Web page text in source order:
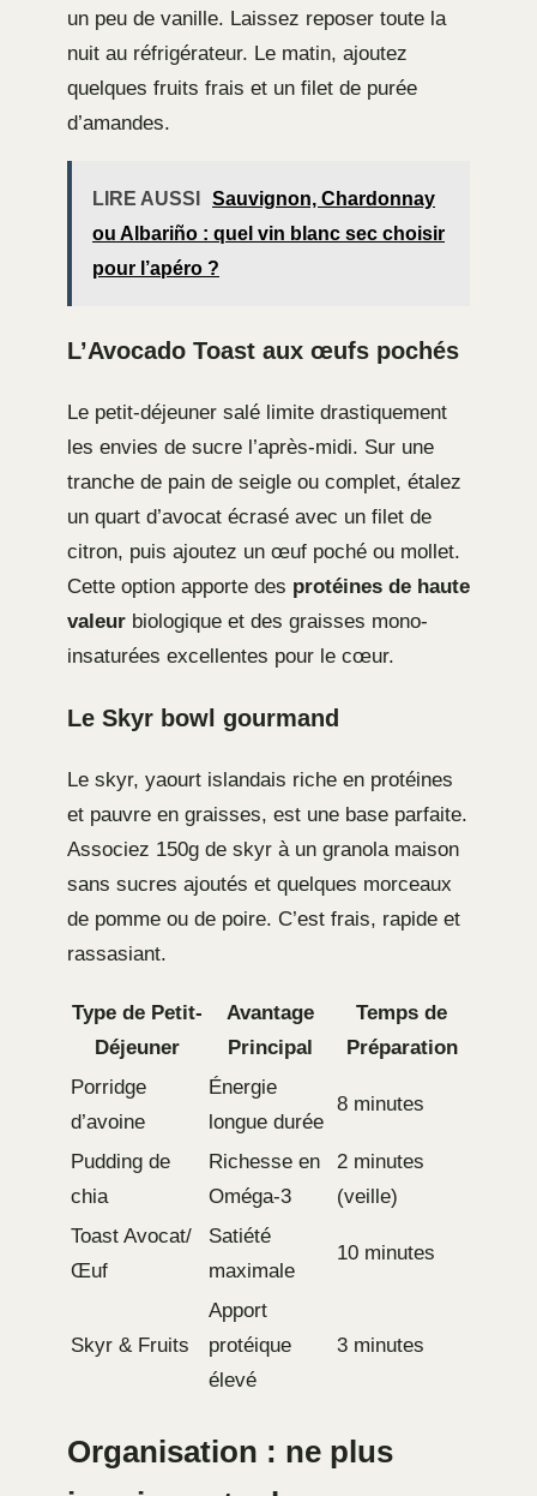
un peu de vanille. Laissez reposer toute la
nuit au réfrigérateur. Le matin, ajoutez
quelques fruits frais et un filet de purée
d’amandes.
LIRE AUSSI
Sauvignon, Chardonnay
ou Albariño : quel vin blanc sec choisir
pour l’apéro ?
L’Avocado Toast aux œufs pochés
Le petit-déjeuner salé limite drastiquement
les envies de sucre l’après-midi. Sur une
tranche de pain de seigle ou complet, étalez
un quart d’avocat écrasé avec un filet de
citron, puis ajoutez un œuf poché ou mollet.
Cette option apporte des protéines de haute
valeur biologique et des graisses mono-
insaturées excellentes pour le cœur.
Le Skyr bowl gourmand
Le skyr, yaourt islandais riche en protéines
et pauvre en graisses, est une base parfaite.
Associez 150g de skyr à un granola maison
sans sucres ajoutés et quelques morceaux
de pomme ou de poire. C’est frais, rapide et
rassasiant.
Type de Petit-
Déjeuner
Avantage
Principal
Temps de
Préparation
Porridge
d’avoine
Énergie
longue durée
8 minutes
Pudding de
chia
Richesse en
Oméga-3
2 minutes
(veille)
Toast Avocat/
Œuf
Satiété
maximale
10 minutes
Skyr & Fruits
Apport
protéique
élevé
3 minutes
Organisation : ne plus